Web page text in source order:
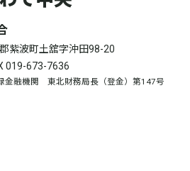
紫波町土舘字沖田98-20
019-673-7636
融機関 東北財務局長（登金）第147号